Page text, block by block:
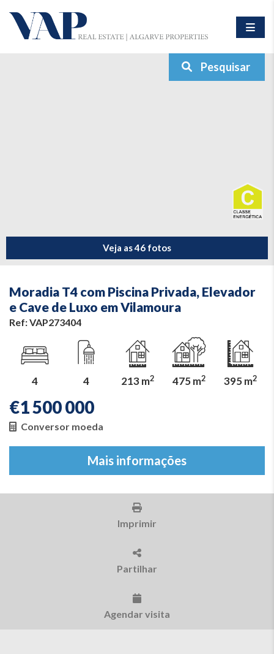
Pesquisar
Veja as 46 fotos
Moradia T4 com Piscina Privada, Elevador
e Cave de Luxo em Vilamoura
Ref: VAP273404
4 4 213 m2 475 m2 395 m2
€1 500 000
Conversor moeda
Mais informações
Imprimir
Partilhar
Agendar visita